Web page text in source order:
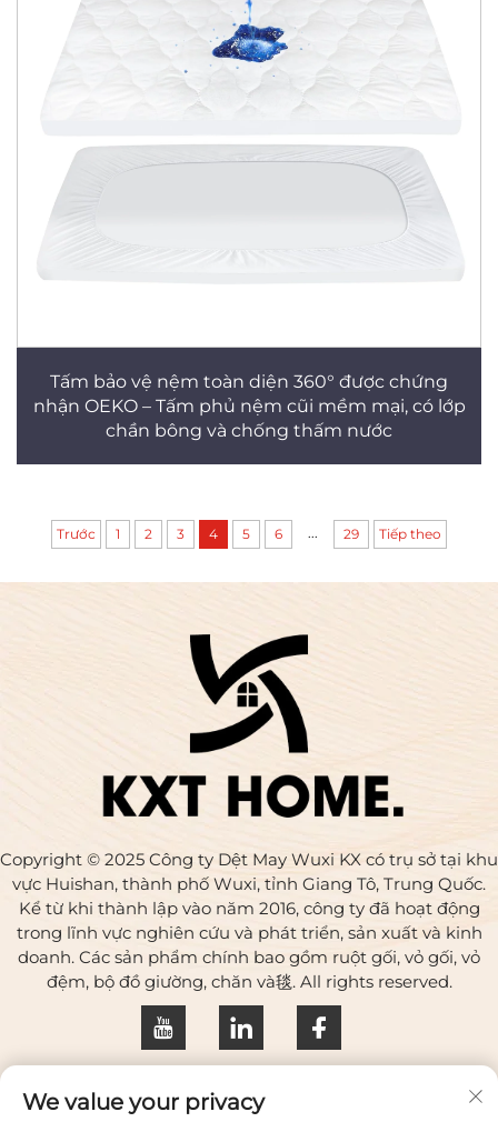
Tấm bảo vệ nệm toàn diện 360° được chứng
nhận OEKO – Tấm phủ nệm cũi mềm mại, có lớp
chần bông và chống thấm nước
Trước 1 2 3 4 5 6 ... 29 Tiếp theo
Copyright © 2025 Công ty Dệt May Wuxi KX có trụ sở tại khu
vực Huishan, thành phố Wuxi, tỉnh Giang Tô, Trung Quốc.
Kể từ khi thành lập vào năm 2016, công ty đã hoạt động
trong lĩnh vực nghiên cứu và phát triển, sản xuất và kinh
doanh. Các sản phẩm chính bao gồm ruột gối, vỏ gối, vỏ
đệm, bộ đồ giường, chăn và毯. All rights reserved.
Chính sách bảo mật
We value your privacy